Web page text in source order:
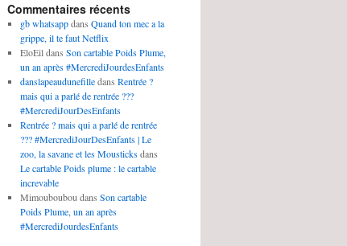
Commentaires récents
gb whatsappdans Quand ton mec a la
grippe, il te faut Netflix
EloEildans Son cartable Poids Plume,
un an après #MercrediJourdesEnfants
danslapeaudunefilledans Rentrée ?
mais qui a parlé de rentrée ???
#MercrediJourDesEnfants
Rentrée ? mais qui a parlé de rentrée
??? #MercrediJourDesEnfants | Le
zoo, la savane et les Mousticksdans
Le cartable Poids plume : le cartable
increvable
Mimoubouboudans Son cartable
Poids Plume, un an après
#MercrediJourdesEnfants